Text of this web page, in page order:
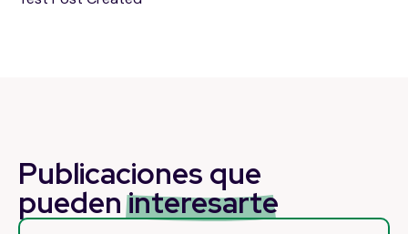
Publicaciones que
puedeninteresarte